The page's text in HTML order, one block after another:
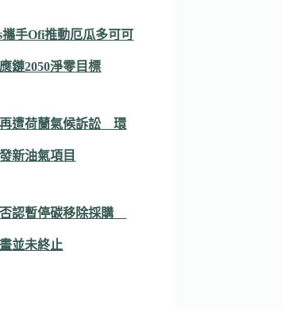
攜手Ofi推動厄瓜多可可
鏈2050淨零目標
再遭荷蘭氣候訴訟 環
新油氣項目
否認暫停碳移除採購
並未終止